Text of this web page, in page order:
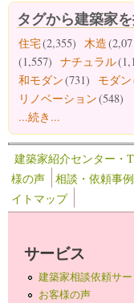
タグから建築家
住宅(2,355) 木造
(1,557) ナチュラル
和モダン(731) モダン
リノベーション(548)
...続き...
建築家紹介センター・
様の声
相談・依頼事例
イトマップ
サービス
建築家相談依頼サ
お客様の声